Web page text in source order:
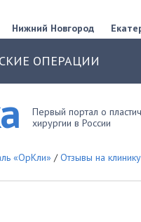
Нижний Новгород
ОПЕРАЦИИ
Первый портал о
хирургии в России
«ОрКли» /Отзывы на